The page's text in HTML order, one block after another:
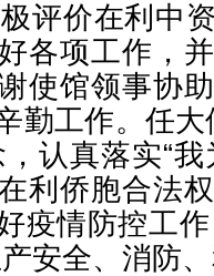
评价在利中
各项工作，
使馆领事协
勤工作。任
，认真落实“
利侨胞合法
疫情防控工
安全、消防